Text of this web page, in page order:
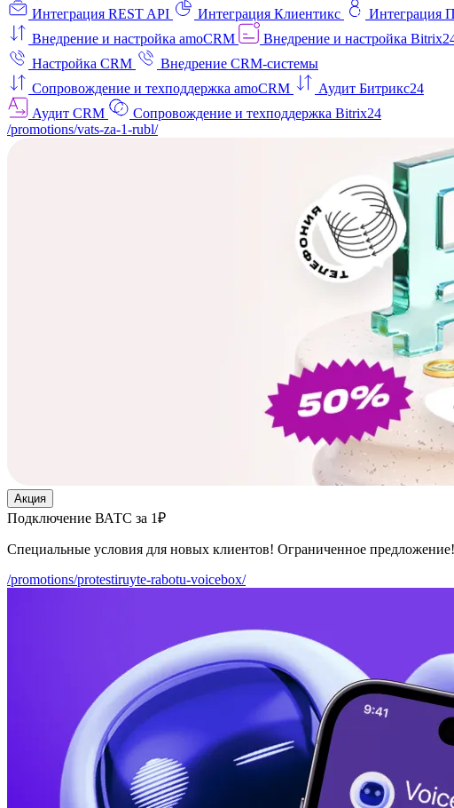
Интеграция REST API
Интеграция Клиентикс Интеграция
Внедрение и настройка amoCRM
Внедрение и настройка
Настройка CRM
Внедрение CRM-системы
Сопровождение и техподдержка amoCRM
Аудит Битрикс24
Аудит CRM
Сопровождение и техподдержка Bitrix24
/promotions/vats-za-1-rubl/
Акция
Подключение ВАТС за 1₽
Специальные условия для новых клиентов! Ограниченное предложение!
/promotions/protestiruyte-rabotu-voicebox/